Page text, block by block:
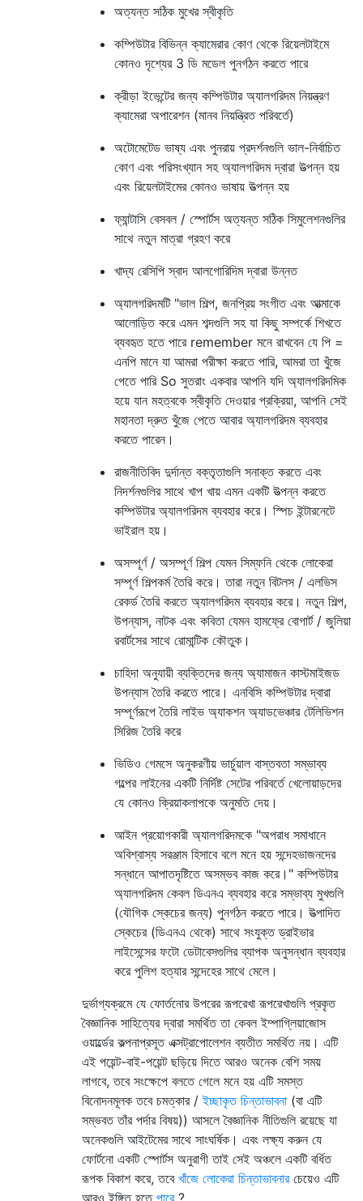
অত্যন্ত সঠিক মুখের স্বীকৃতি
কম্পিউটার বিভিন্ন ক্যামেরার কোণ থেকে রিয়েলটাইমে
কোনও দৃশ্যের 3 ডি মডেল পুনর্গঠন করতে পারে
ক্রীড়া ইভেন্টের জন্য কম্পিউটার অ্যালগরিদম নিয়ন্ত্রণ
ক্যামেরা অপারেশন (মানব নিয়ন্ত্রিত পরিবর্তে)
অটোমেটেড ভাষ্য এবং পুনরায় প্রদর্শনগুলি ভাল-নির্বাচিত
কোণ এবং পরিসংখ্যান সহ অ্যালগরিদম দ্বারা উত্পন্ন হয়
এবং রিয়েলটাইমের কোনও ভাষায় উত্পন্ন হয়
ফ্যান্টাসি বেসবল / স্পোর্টস অত্যন্ত সঠিক সিমুলেশনগুলির
সাথে নতুন মাত্রা গ্রহণ করে
খাদ্য রেসিপি স্বাদ আলগোরিদিম দ্বারা উন্নত
অ্যালগরিদমটি "ভাল শিল্প, জনপ্রিয় সংগীত এবং আত্মাকে
আলোড়িত করে এমন শব্দগুলি সহ যা কিছু সম্পর্কে শিখতে
ব্যবহৃত হতে পারে remember মনে রাখবেন যে পি =
এনপি মানে যা আমরা পরীক্ষা করতে পারি, আমরা তা খুঁজে
পেতে পারি So সুতরাং একবার আপনি যদি অ্যালগরিদমিক
হয়ে যান মহত্বকে স্বীকৃতি দেওয়ার প্রক্রিয়া, আপনি সেই
মহানতা দ্রুত খুঁজে পেতে আবার অ্যালগরিদম ব্যবহার
করতে পারেন।
রাজনীতিবিদ দুর্দান্ত বক্তৃতাগুলি সনাক্ত করতে এবং
নিদর্শনগুলির সাথে খাপ খায় এমন একটি উত্পন্ন করতে
কম্পিউটার অ্যালগরিদম ব্যবহার করে। স্পিচ ইন্টারনেটে
ভাইরাল হয়।
অসম্পূর্ণ / অসম্পূর্ণ শিল্প যেমন সিম্ফনি থেকে লোকেরা
সম্পূর্ণ শিল্পকর্ম তৈরি করে। তারা নতুন বিটলস / এলভিস
রেকর্ড তৈরি করতে অ্যালগরিদম ব্যবহার করে। নতুন শিল্প,
উপন্যাস, নাটক এবং কবিতা যেমন হামফ্রে বোগার্ট / জুলিয়া
রবার্টসের সাথে রোমান্টিক কৌতুক।
চাহিদা অনুযায়ী ব্যক্তিদের জন্য অ্যামাজন কাস্টমাইজড
উপন্যাস তৈরি করতে পারে। এনবিসি কম্পিউটার দ্বারা
সম্পূর্ণরূপে তৈরি লাইভ অ্যাকশন অ্যাডভেঞ্চার টেলিভিশন
সিরিজ তৈরি করে
ভিডিও গেমসে অনুকরণীয় ভার্চুয়াল বাস্তবতা সম্ভাব্য
গল্পের লাইনের একটি নির্দিষ্ট সেটের পরিবর্তে খেলোয়াড়দের
যে কোনও ক্রিয়াকলাপকে অনুমতি দেয়।
আইন প্রয়োগকারী অ্যালগরিদমকে "অপরাধ সমাধানে
অবিশ্বাস্য সরঞ্জাম হিসাবে বলে মনে হয় সন্দেহভাজনদের
সন্ধানে আপাতদৃষ্টিতে অসম্ভব কাজ করে।" কম্পিউটার
অ্যালগরিদম কেবল ডিএনএ ব্যবহার করে সম্ভাব্য মুখগুলি
(যৌগিক স্কেচের জন্য) পুনর্গঠন করতে পারে। উত্পাদিত
স্কেচের (ডিএনএ থেকে) সাথে সংযুক্ত ড্রাইভার
লাইসেন্সের ফটো ডেটাবেসগুলির ব্যাপক অনুসন্ধান ব্যবহার
করে পুলিশ হত্যার সন্দেহের সাথে মেলে।
দুর্ভাগ্যক্রমে যে ফোর্তনোর উপরের রূপরেখা রূপরেখাগুলি প্রকৃত
বৈজ্ঞানিক সাহিত্যের দ্বারা সমর্থিত তা কেবল ইম্পাগ্লিয়াজোস
ওয়ার্ল্ডের কল্পনাপ্রসূত এক্সট্রাপোলেশন ব্যতীত সমর্থিত নয়। এটি
এই পয়েন্ট-বাই-পয়েন্ট ছড়িয়ে দিতে আরও অনেক বেশি সময়
লাগবে, তবে সংক্ষেপে বলতে গেলে মনে হয় এটি সমস্ত
বিনোদনমূলক তবে চমত্কার /ইচ্ছাকৃত চিন্তাভাবনা (বা এটি
সম্ভবত তাঁর পর্দার বিষয়)) আসলে বৈজ্ঞানিক নীতিগুলি রয়েছে যা
অনেকগুলি আইটেমের সাথে সাংঘর্ষিক। এবং লক্ষ্য করুন যে
ফোর্টনো একটি স্পোর্টস অনুরাগী তাই সেই অঞ্চলে একটি বর্ধিত
রূপক বিকাশ করে, তবে খাঁজে লোকেরা চিন্তাভাবনারচেয়েও এটি
আরও ইঙ্গিত হতে পারে?